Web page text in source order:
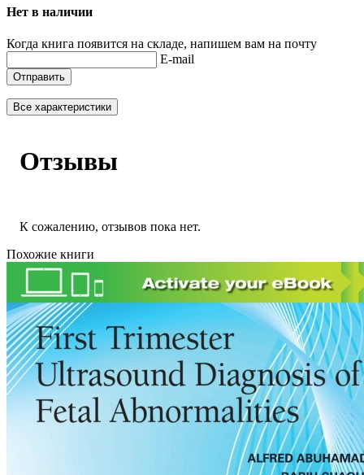
Нет в наличии
Когда книга появится на складе, напишем вам на почту
E-mail
Отправить
Все характеристики
Отзывы
К сожалению, отзывов пока нет.
Похожие книги